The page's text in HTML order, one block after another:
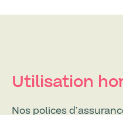
Utilisation
Nos polices